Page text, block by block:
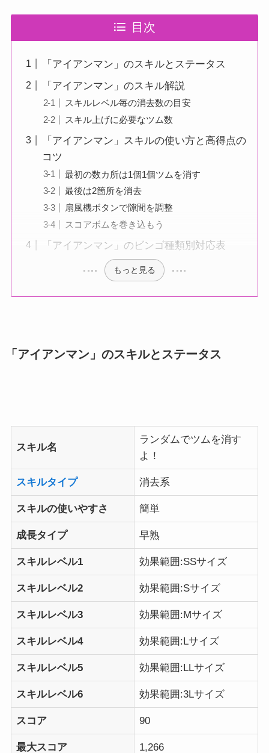
目次
「アイアンマン」のスキルとステータス
「アイアンマン」のスキル解説
スキルレベル毎の消去数の目安
スキル上げに必要なツム数
「アイアンマン」スキルの使い方と高得点の
コツ
最初の数カ所は1個1個ツムを消す
最後は2箇所を消去
扇風機ボタンで隙間を調整
スコアボムを巻き込もう
「アイアンマン」のビンゴ種類別対応表
もっと見る
「アイアンマン」のスキルとステータス
スキル名
ランダムでツムを消す
よ！
スキルタイプ 消去系
スキルの使いやすさ 簡単
成長タイプ 早熟
スキルレベル1 効果範囲:SSサイズ
スキルレベル2 効果範囲:Sサイズ
スキルレベル3 効果範囲:Mサイズ
スキルレベル4 効果範囲:Lサイズ
スキルレベル5 効果範囲:LLサイズ
スキルレベル6 効果範囲:3Lサイズ
スコア 90
最大スコア 1,266